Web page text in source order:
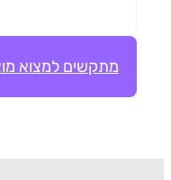
מתקשים למצוא